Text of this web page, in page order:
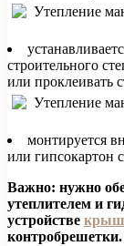
строительного
или проклеивать
монтируется
или гипсокартон
Важно: нужно
утеплителем и
устройстве
контробрешетки.